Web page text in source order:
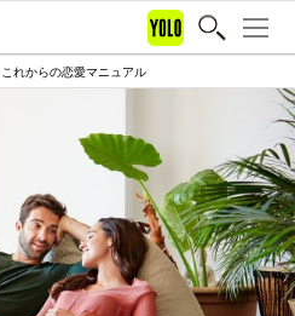
れからの恋愛マニュアル